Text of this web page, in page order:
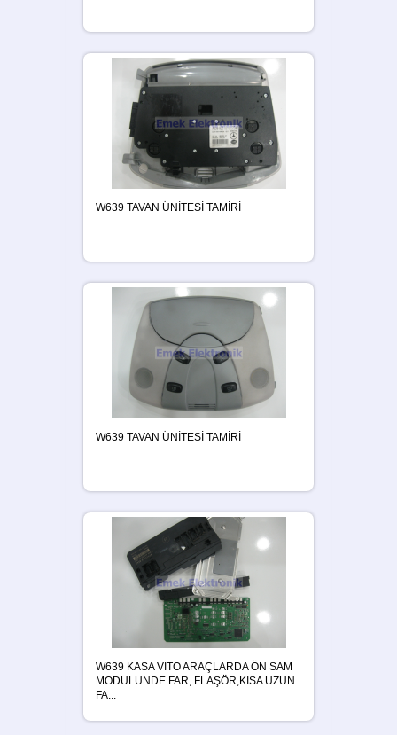
W639 TAVAN ÜNİTESİ TAMİRİ
W639 TAVAN ÜNİTESİ TAMİRİ
W639 KASA VİTO ARAÇLARDA ÖN SAM
MODULUNDE FAR, FLAŞÖR,KISA UZUN
FA...